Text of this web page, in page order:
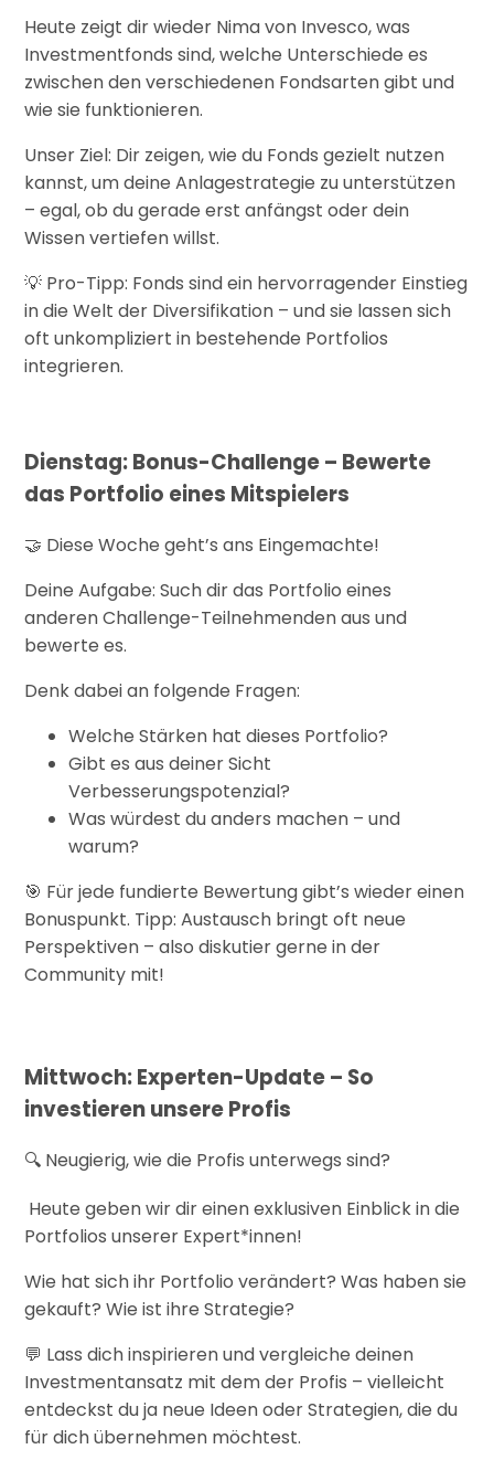
Heute zeigt dir wieder Nima von Invesco, was
Investmentfonds sind, welche Unterschiede es
zwischen den verschiedenen Fondsarten gibt und
wie sie funktionieren.
Unser Ziel: Dir zeigen, wie du Fonds gezielt nutzen
kannst, um deine Anlagestrategie zu unterstützen
– egal, ob du gerade erst anfängst oder dein
Wissen vertiefen willst.
💡 Pro-Tipp: Fonds sind ein hervorragender Einstieg
in die Welt der Diversifikation – und sie lassen sich
oft unkompliziert in bestehende Portfolios
integrieren.
Dienstag: Bonus-Challenge – Bewerte
das Portfolio eines Mitspielers
🤝 Diese Woche geht’s ans Eingemachte!
Deine Aufgabe: Such dir das Portfolio eines
anderen Challenge-Teilnehmenden aus und
bewerte es.
Denk dabei an folgende Fragen:
Welche Stärken hat dieses Portfolio?
Gibt es aus deiner Sicht
Verbesserungspotenzial?
Was würdest du anders machen – und
warum?
🎯 Für jede fundierte Bewertung gibt’s wieder einen
Bonuspunkt. Tipp: Austausch bringt oft neue
Perspektiven – also diskutier gerne in der
Community mit!
Mittwoch: Experten-Update – So
investieren unsere Profis
🔍 Neugierig, wie die Profis unterwegs sind?
Heute geben wir dir einen exklusiven Einblick in die
Portfolios unserer Expert*innen!
Wie hat sich ihr Portfolio verändert? Was haben sie
gekauft? Wie ist ihre Strategie?
💬 Lass dich inspirieren und vergleiche deinen
Investmentansatz mit dem der Profis – vielleicht
entdeckst du ja neue Ideen oder Strategien, die du
für dich übernehmen möchtest.